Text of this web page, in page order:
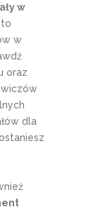
w
to
w
oraz
dla